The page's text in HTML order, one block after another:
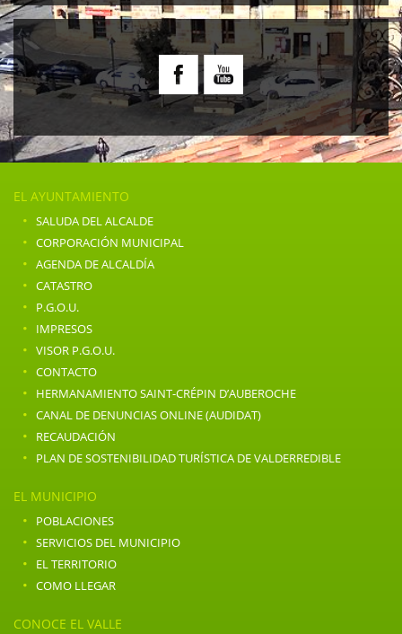
EL AYUNTAMIENTO
· SALUDA DEL ALCALDE
· CORPORACIÓN MUNICIPAL
· AGENDA DE ALCALDÍA
· CATASTRO
· P.G.O.U.
· IMPRESOS
· VISOR P.G.O.U.
· CONTACTO
· HERMANAMIENTO SAINT-CRÉPIN D’AUBEROCHE
· CANAL DE DENUNCIAS ONLINE (AUDIDAT)
· RECAUDACIÓN
· PLAN DE SOSTENIBILIDAD TURÍSTICA DE VALDERREDIBLE
EL MUNICIPIO
· POBLACIONES
· SERVICIOS DEL MUNICIPIO
· EL TERRITORIO
· COMO LLEGAR
CONOCE EL VALLE